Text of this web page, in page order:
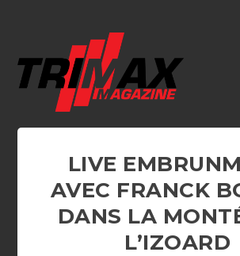
LIVE
AVEC FRANCK
DANS LA
L’IZOARD